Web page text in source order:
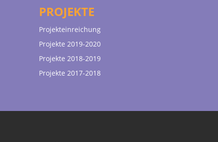
PROJEKTE
Projekteinreichung
Projekte 2019-2020
Projekte 2018-2019
Projekte 2017-2018